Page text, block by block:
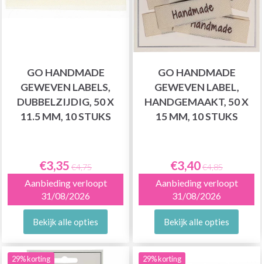
GO HANDMADE
GEWEVEN LABELS,
DUBBELZIJDIG, 50 X
11.5 MM, 10 STUKS
€3,35 €4,75
Aanbieding verloopt
31/08/2026
Bekijk alle opties
GO HANDMADE
GEWEVEN LABEL,
HANDGEMAAKT, 50 X
15 MM, 10 STUKS
€3,40€4,85
Aanbieding verloopt
31/08/2026
Bekijk alle opties
29% korting 29% korting